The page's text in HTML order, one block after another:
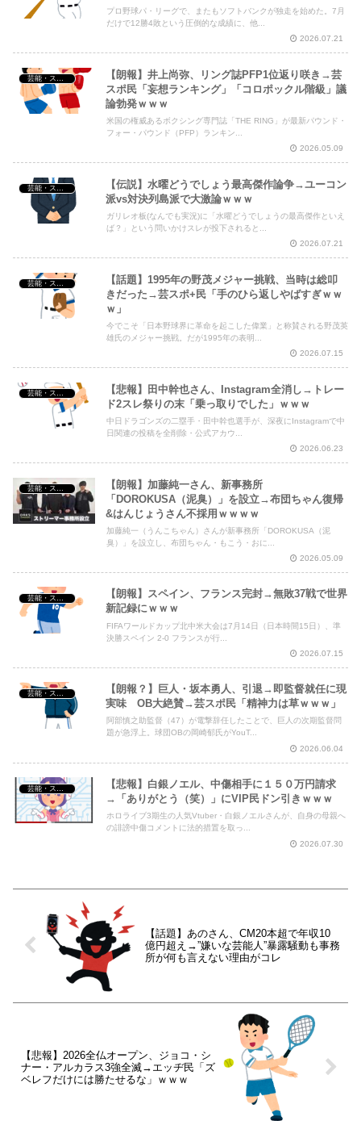
プロ野球パ・リーグで、またもソフトバンクが独走を始めた。7月
だけで12勝4敗という圧倒的な成績に、他...
2026.07.21
芸能・スポーツ・Youtuber
【朗報】井上尚弥、リング誌PFP1位返り咲き→芸
スポ民「妄想ランキング」「コロポックル階級」議
論勃発ｗｗｗ
米国の権威あるボクシング専門誌「THE RING」が最新パウンド・
フォー・パウンド（PFP）ランキン...
2026.05.09
【伝説】水曜どうでしょう最高傑作論争→ユーコン
派vs対決列島派で大激論ｗｗｗ
ガリレオ板(なんでも実況)に「水曜どうでしょうの最高傑作といえ
ば？」という問いかけスレが投下されると...
2026.07.21
【話題】1995年の野茂メジャー挑戦、当時は総叩
きだった→芸スポ+民「手のひら返しやばすぎｗｗ
ｗ」
今でこそ「日本野球界に革命を起こした偉業」と称賛される野茂英
雄氏のメジャー挑戦。だが1995年の表明...
2026.07.15
【悲報】田中幹也さん、Instagram全消し→トレー
ド2スレ祭りの末「乗っ取りでした」ｗｗｗ
中日ドラゴンズの二塁手・田中幹也選手が、深夜にInstagramで中
日関連の投稿を全削除・公式アカウ...
2026.06.23
【朗報】加藤純一さん、新事務所
「DOROKUSA（泥臭）」を設立→布団ちゃん復帰
&はんじょうさん不採用ｗｗｗｗ
加藤純一（うんこちゃん）さんが新事務所「DOROKUSA（泥
臭）」を設立し、布団ちゃん・もこう・おに...
2026.05.09
【朗報】スペイン、フランス完封→無敗37戦で世界
新記録にｗｗｗ
FIFAワールドカップ北中米大会は7月14日（日本時間15日）、準
決勝スペイン 2-0 フランスが行...
2026.07.15
【朗報？】巨人・坂本勇人、引退→即監督就任に現
実味 OB大絶賛→芸スポ民「精神力は草ｗｗｗ」
阿部慎之助監督（47）が電撃辞任したことで、巨人の次期監督問
題が急浮上。球団OBの岡崎郁氏がYouT...
2026.06.04
【悲報】白銀ノエル、中傷相手に１５０万円請求
→「ありがとう（笑）」にVIP民ドン引きｗｗｗ
ホロライブ3期生の人気Vtuber・白銀ノエルさんが、自身の母親へ
の誹謗中傷コメントに法的措置を取っ...
2026.07.30
【話題】あのさん、CM20本超で年収10
億円超え→”嫌いな芸能人”暴露騒動も事務
所が何も言えない理由がコレ
【悲報】2026全仏オープン、ジョコ・シ
ナー・アルカラス3強全滅→エッヂ民「ズ
ベレフだけには勝たせるな」ｗｗｗ